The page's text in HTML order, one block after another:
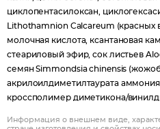
циклопентасилоксан,
Lithothamnion Calcareum (красных
молочная кислота, ксантановая
стеариловый эфир, сок листьев
семян Simmondsia chinensis
акрилоилдиметилтаурата
кроссполимер диметикона/
Информация о внешнем виде,